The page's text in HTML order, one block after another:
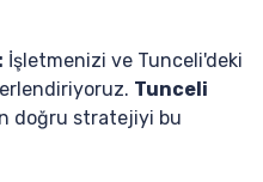
İşletmenizi ve Tunceli'deki
Tunceli
doğru stratejiyi bu